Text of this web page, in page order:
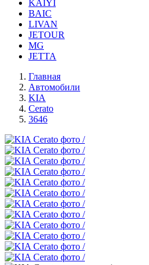
KAIYI
BAIC
LIVAN
JETOUR
MG
JETTA
Главная
Автомобили
KIA
Cerato
3646